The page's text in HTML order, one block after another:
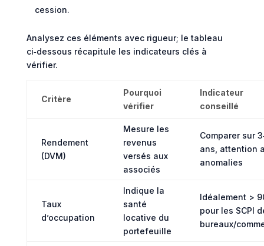
cession.
Analysez ces éléments avec rigueur; le tableau
ci‑dessous récapitule les indicateurs clés à
vérifier.
Critère
Pourquoi
vérifier
Indicateur
conseillé
Rendement
(DVM)
Mesure les
revenus
versés aux
associés
Comparer sur
ans, attention
anomalies
Taux
d’occupation
Indique la
santé
locative du
portefeuille
Idéalement >
pour les SCPI
bureaux/